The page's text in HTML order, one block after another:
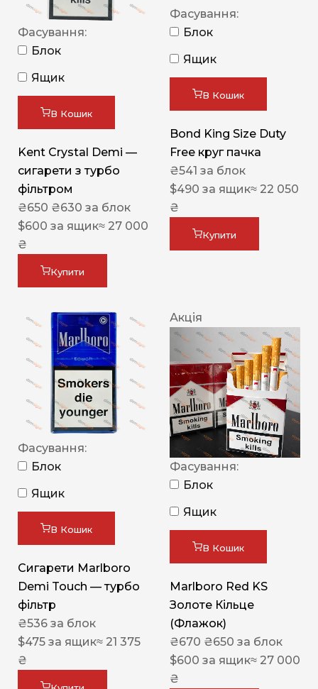
Фасування:
Блок
Ящик
В Кошик
Kent Crystal Demi —
сигарети з турбо
фільтром
₴650 ₴630 за блок
$600 за ящик≈ 27 000
₴
Купити
Фасування:
Блок
Ящик
В Кошик
Bond King Size Duty
Free круг пачка
₴541 за блок
$490 за ящик≈ 22 050
₴
Купити
Фасування:
Блок
Ящик
В Кошик
Сигарети Marlboro
Demi Touch — турбо
фільтр
₴536 за блок
$475 за ящик≈ 21 375
₴
Акція
Фасування:
Блок
Ящик
В Кошик
Marlboro Red KS
Золоте Кільце
(Флажок)
₴670 ₴650 за блок
$600 за ящик≈ 27 000
₴